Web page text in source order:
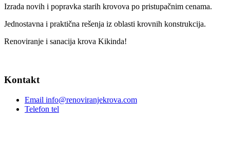
Izrada novih i popravka starih krovova po pristupačnim cenama.
Jednostavna i praktična rešenja iz oblasti krovnih konstrukcija.
Renoviranje i sanacija krova Kikinda!
Kontakt
Email info@renoviranjekrova.com
Telefon tel